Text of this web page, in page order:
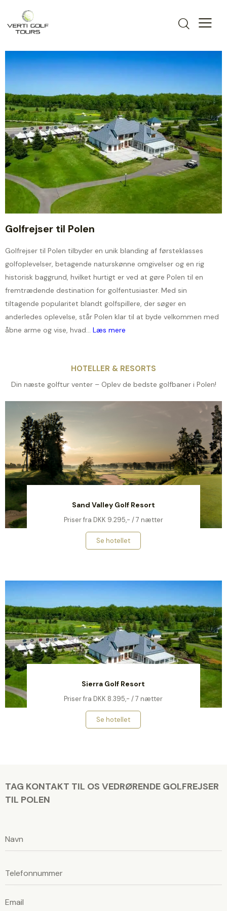
Golfrejser til Polen
Golfrejser til Polen tilbyder en unik blanding af førsteklasses
golfoplevelser, betagende naturskønne omgivelser og en rig
historisk baggrund, hvilket hurtigt er ved at gøre Polen til en
fremtrædende destination for golfentusiaster. Med sin
tiltagende popularitet blandt golfspillere, der søger en
anderledes oplevelse, står Polen klar til at byde velkommen med
åbne arme og vise, hvad... Læs mere
HOTELLER & RESORTS
Din næste golftur venter – Oplev de bedste golfbaner i Polen!
Sand Valley Golf Resort
Priser fra DKK 9.295,- / 7 nætter
Se hotellet
Sierra Golf Resort
Priser fra DKK 8.395,- / 7 nætter
Se hotellet
TAG KONTAKT TIL OS VEDRØRENDE GOLFREJSER
TIL POLEN
a
e
n
l
d
e
l